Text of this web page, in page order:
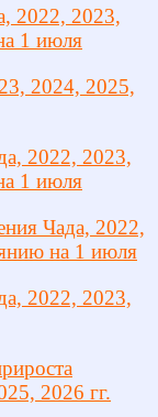
2022, 2023,
1 июля
2024, 2025,
2022, 2023,
1 июля
Чада, 2022,
на 1 июля
2022, 2023,
2026 гг.